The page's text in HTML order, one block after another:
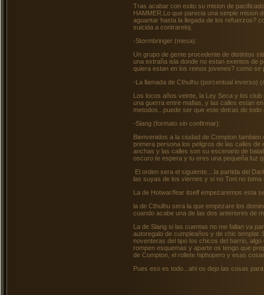
Tras acabar con exito su mision de
HAMMER.Lo que parecia una simple mision
aguantar hasta la llegada de los refuerzos?
suicida a contrareloj.
-Stormbringer (mesa):
Un grupo de gente procedente de distintos
una extraña isla donde no estan exentos de
quiera estan en los reinos jovenes? como se
-La llamada de Cthulhu (porcentual inverso)
Los locos años veinte, la Ley Seca y los
una guerra entre mafias, y las calles estan
metodos...puede ser que este detras de
-Slang (formato sin confirmar):
Bienvenidos a la ciudad de Compton
primera persona los peligros de las calles
anchas y las calles son su escenario de
oscuro te espera y tu eres una pequeña luz
El orden sera el siguiente....la partida del
las suyas de los viernes y si no Toni no toma
La de Hotwar/fear itself empezaremos esta
la de Cthulhu sera la que empezare los
cuando acabe una de las dos anteriores de
La de Slang si las cuentas no me fallan va
autoregalo de cumpleaños y de chic templat
noventeras del tipo los chicos del barrio,
rompen esquemas y aparte os tengo que
de Compton, el rollete hiphopero y esas
Pues eso es todo...ahi os dejo las cosas